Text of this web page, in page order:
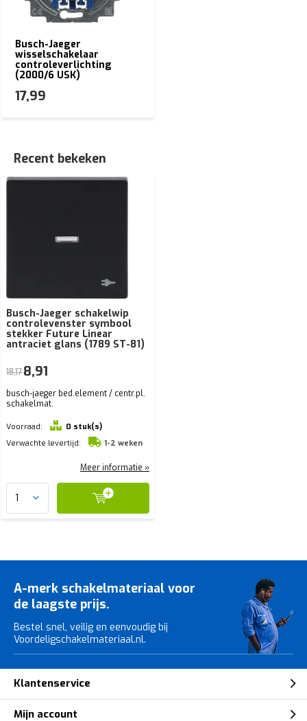
Busch-Jaeger
wisselschakelaar
controleverlichting
(2000/6 USK)
17,99
Recent bekeken
Busch-Jaeger schakelwip
controlevenster symbool
stekker Future Linear
antraciet glans (1789 ST-81)
busch-jaeger bed.element / centr.pl.
schakelmat.
Voorraad:
0 stuk(s)
Verwachte levertijd:
1-2 weken
18,178,91
Meer informatie »
A-merk schakelmateriaal voor
de laagste prijs.
Bestel snel, veilig en eenvoudig bij
Voordeligschakelmateriaal.nl.
Klantenservice
Mijn account